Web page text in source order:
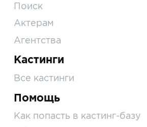
Поиск
Актерам
Агентства
Кастинги
Все кастинги
Помощь
Как попасть в кастинг-базу